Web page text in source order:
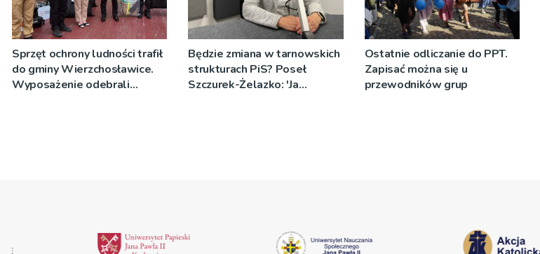
Sprzęt ochrony ludności trafił
do gminy Wierzchosławice.
Wyposażenie odebrali
Będzie zmiana w tarnowskich
strukturach PiS? Poseł
Szczurek-Żelazko: 'Ja
Ostatnie odliczanie do PPT.
Zapisać można się u
przewodników grup